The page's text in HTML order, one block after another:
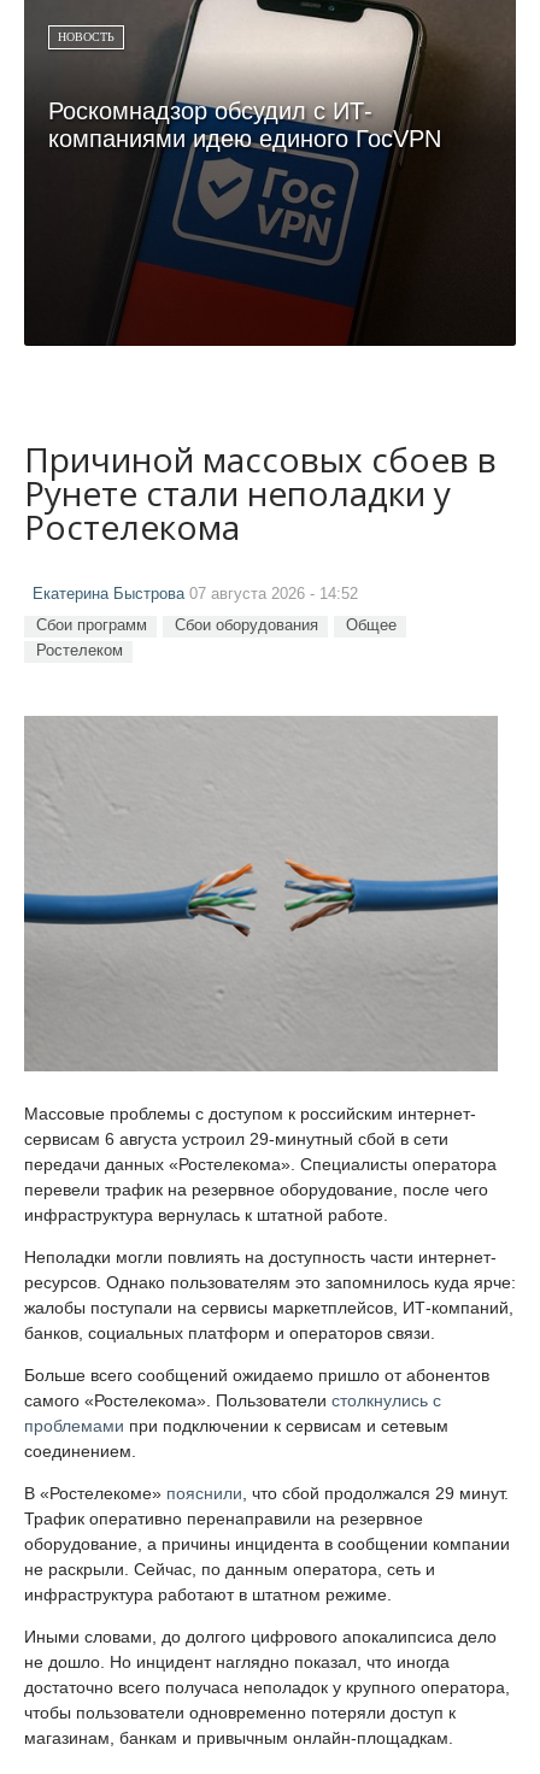
НОВОСТЬ
Роскомнадзор обсудил с ИТ-
компаниями идею единого ГосVPN
Причиной массовых сбоев в
Рунете стали неполадки у
Ростелекома
Екатерина Быстрова07 августа 2026 - 14:52
Сбои программ Сбои оборудования
Общее
Ростелеком
Массовые проблемы с доступом к российским интернет-
сервисам 6 августа устроил 29-минутный сбой в сети
передачи данных «Ростелекома». Специалисты оператора
перевели трафик на резервное оборудование, после чего
инфраструктура вернулась к штатной работе.
Неполадки могли повлиять на доступность части интернет-
ресурсов. Однако пользователям это запомнилось куда ярче:
жалобы поступали на сервисы маркетплейсов, ИТ-компаний,
банков, социальных платформ и операторов связи.
Больше всего сообщений ожидаемо пришло от абонентов
самого «Ростелекома». Пользователи столкнулись с
проблемами при подключении к сервисам и сетевым
соединением.
В «Ростелекоме» пояснили , что сбой продолжался 29 минут.
Трафик оперативно перенаправили на резервное
оборудование, а причины инцидента в сообщении компании
не раскрыли. Сейчас, по данным оператора, сеть и
инфраструктура работают в штатном режиме.
Иными словами, до долгого цифрового апокалипсиса дело
не дошло. Но инцидент наглядно показал, что иногда
достаточно всего получаса неполадок у крупного оператора,
чтобы пользователи одновременно потеряли доступ к
магазинам, банкам и привычным онлайн-площадкам.